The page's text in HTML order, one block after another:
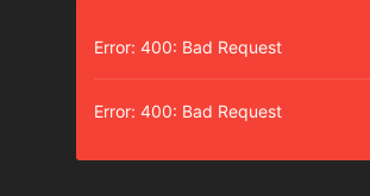
Error: 400: Bad Request
Error: 400: Bad Request